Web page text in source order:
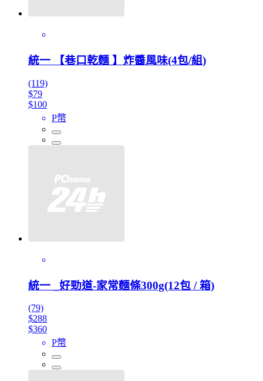
統一 【巷口乾麵 】炸醬風味(4包/組)
(119)
$79
$100
P幣
統一 _好勁道-家常麵條300g(12包 / 箱)
(79)
$288
$360
P幣